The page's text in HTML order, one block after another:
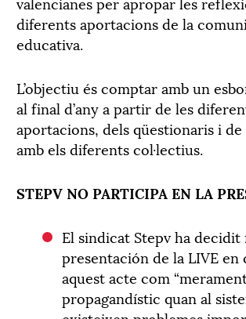
diferents aportacions de la
educativa.
L’objectiu és comptar amb un
al final d’any a partir de les
aportacions, dels qüestionaris i
amb els diferents col·lectius.
STEPV NO PARTICIPA EN LA
El sindicat Stepv ha decidit
presentación de la LIVE en
aquest acte com
propagandístic quan al